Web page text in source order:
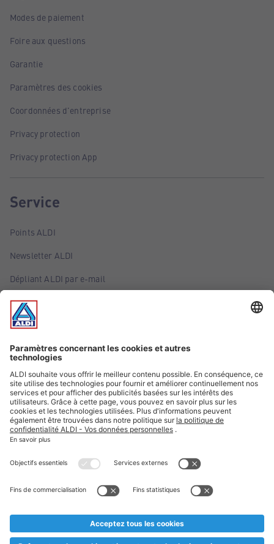
Modes de paiement
Foire aux questions
Garantie
Paramètres des cookies
Coordonnées d'entreprise
Privacy protection
Privacy protection App
Service
Points ALDI
Newsletter ALDI
Dépliant ALDI par e-mail
Offres
Infos essentielles
Suivez ALDI Belgique
Textes marqués d'un astérisque et mentions légales
* Nous vendons ces articles temporairement et jusqu'à
au cas où, malgré le planning bien étudié, nous serions
prématurément en rupture de stock. Prix Recupel et TVA incl.
** Sur ce site, l’utilisation de la forme masculine a été adoptée